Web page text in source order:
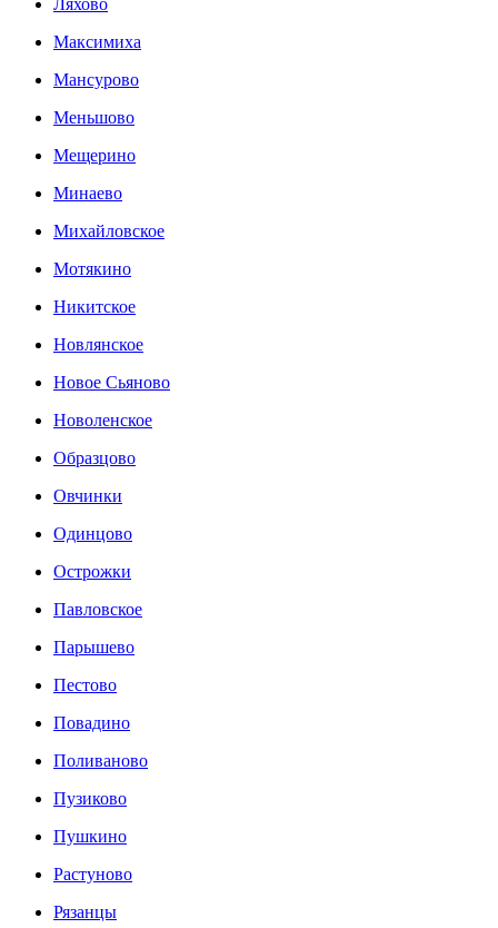
Ляхово
Максимиха
Мансурово
Меньшово
Мещерино
Минаево
Михайловское
Мотякино
Никитское
Новлянское
Новое Сьяново
Новоленское
Образцово
Овчинки
Одинцово
Острожки
Павловское
Парышево
Пестово
Повадино
Поливаново
Пузиково
Пушкино
Растуново
Рязанцы